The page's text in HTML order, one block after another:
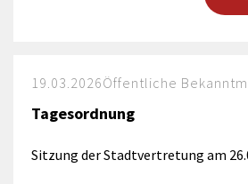
19.03.2026Öffentliche
Tagesordnung
Sitzung der Stadtvertretung am